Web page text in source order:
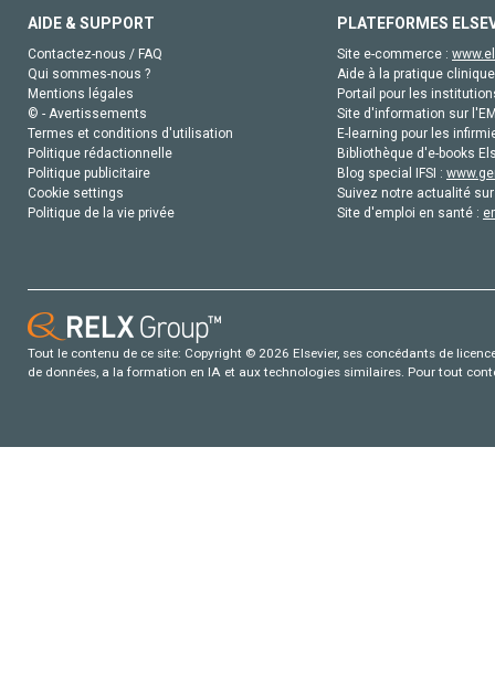
AIDE & SUPPORT
Contactez-nous / FAQ
Qui sommes-nous ?
Mentions légales
© - Avertissements
Termes et conditions d'utilisation
Politique rédactionnelle
Politique publicitaire
Cookie settings
Politique de la vie privée
PLATEFORMES
Site e-commerce :
Aide à la pratique
Portail pour les
Site d'information sur
E-learning pour les
Bibliothèque d'e-books
Blog special IFSI :
Suivez notre actualité
Site d'emploi en santé :
Tout le contenu de ce site: Copyright © 2026 Elsevier, ses concédants de
de données, a la formation en IA et aux technologies similaires. Pour tout